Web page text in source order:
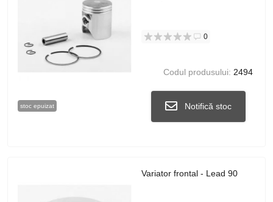
stoc epuizat
0
Codul produsului: 2494
Notifică stoc
Variator frontal - Lead 90